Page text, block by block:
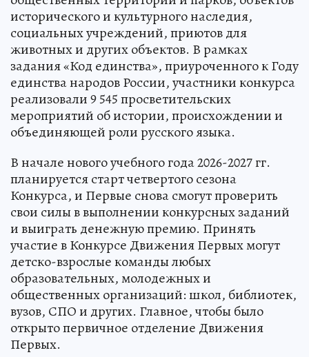
исторического и культурного наследия,
социальных учреждений, приютов для
животных и других объектов. В рамках
задания «Код единства», приуроченного к Году
единства народов России, участники конкурса
реализовали 9 545 просветительских
мероприятий об истории, происхождении и
объединяющей роли русского языка.
В начале нового учебного года 2026-2027 гг.
планируется старт четвертого сезона
Конкурса, и Первые снова смогут проверить
свои силы в выполнении конкурсных заданий
и выиграть денежную премию. Принять
участие в Конкурсе Движения Первых могут
детско-взрослые команды любых
образовательных, молодежных и
общественных организаций: школ, библиотек,
вузов, СПО и других. Главное, чтобы было
открыто первичное отделение Движения
Первых.